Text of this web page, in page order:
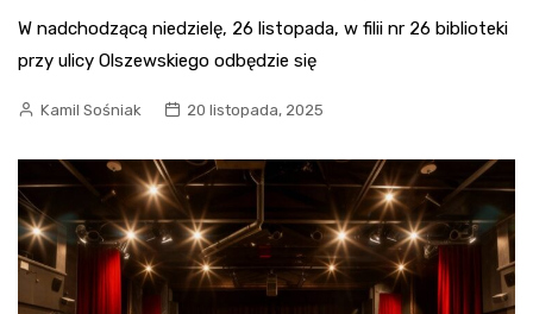
W nadchodzącą niedzielę, 26 listopada, w filii nr 26 biblioteki
przy ulicy Olszewskiego odbędzie się
Kamil Sośniak 20 listopada, 2025